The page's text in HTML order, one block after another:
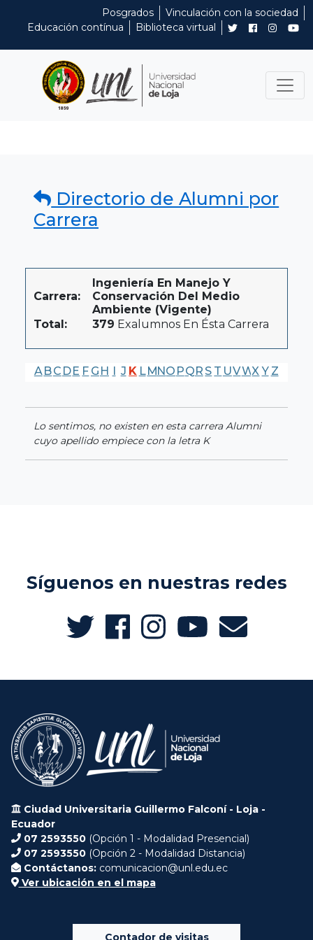
Posgrados
Vinculación con la sociedad
Educación contínua
Biblioteca virtual
Directorio de Alumni por
Carrera
Carrera:
Ingeniería En Manejo Y
Conservación Del Medio
Ambiente (Vigente)
Total:
379 Exalumnos En Ésta Carrera
A BC DE F G H I J K LMNO PQR S T UVWX Y Z
Lo sentimos, no existen en esta carrera Alumni
cuyo apellido empiece con la letra K
Síguenos en nuestras redes
Ciudad Universitaria Guillermo Falconí - Loja -
Ecuador
07 2593550 (Opción 1 - Modalidad Presencial)
07 2593550 (Opción 2 - Modalidad Distancia)
Contáctanos: comunicacion@unl.edu.ec
Ver ubicación en el mapa
Contador de visitas